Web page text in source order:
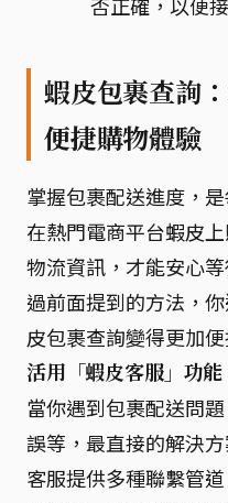
蝦皮包裹查詢
便捷購物體驗
掌握包裹配送進度，
在熱門電商平台蝦皮
物流資訊，才能安心
過前面提到的方法，
皮包裹查詢變得更加便
活用「蝦皮客服」功
當你遇到包裹配送問
誤等，最直接的解決
客服提供多種聯繫管